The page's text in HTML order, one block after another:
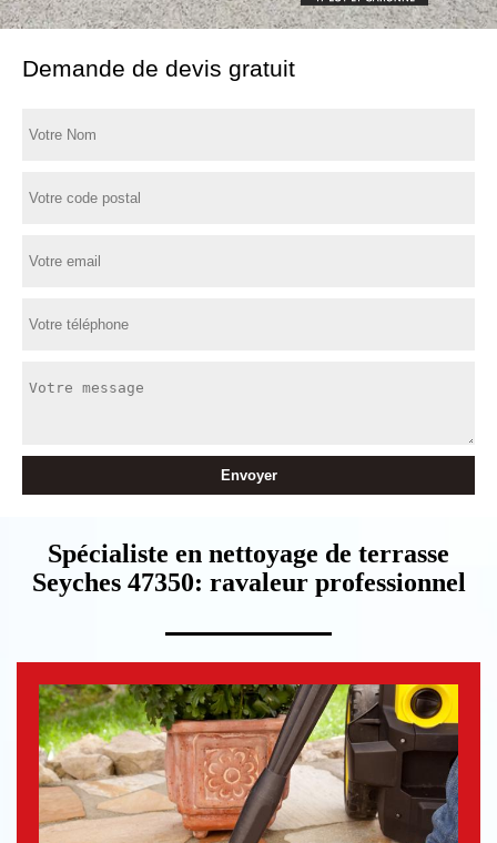
Demande de devis gratuit
Spécialiste en nettoyage de terrasse
Seyches 47350: ravaleur professionnel